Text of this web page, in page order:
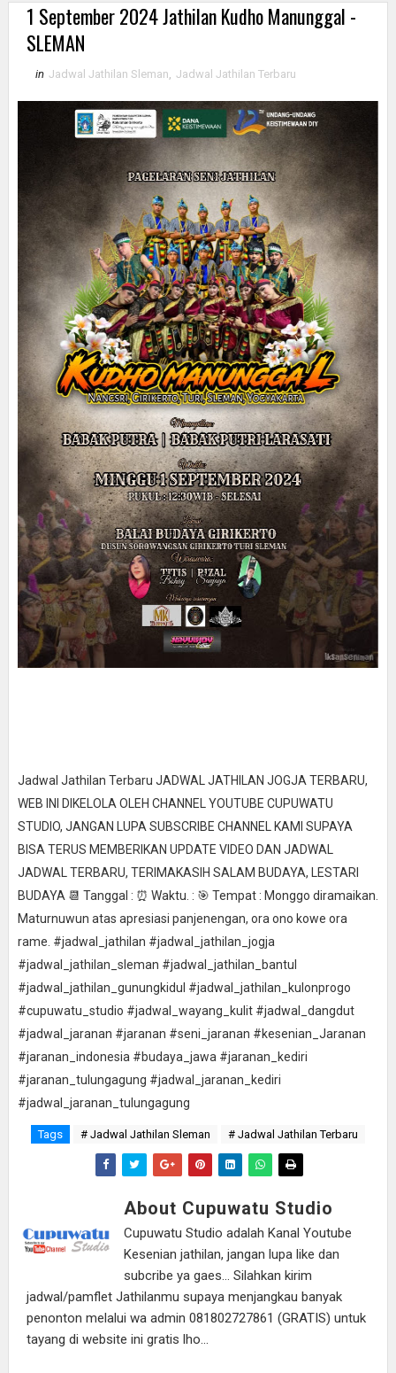
1 September 2024 Jathilan Kudho Manunggal -
SLEMAN
in Jadwal Jathilan Sleman Jadwal Jathilan Terbaru
Jadwal Jathilan Terbaru JADWAL JATHILAN JOGJA TERBARU,
WEB INI DIKELOLA OLEH CHANNEL YOUTUBE CUPUWATU
STUDIO, JANGAN LUPA SUBSCRIBE CHANNEL KAMI SUPAYA
BISA TERUS MEMBERIKAN UPDATE VIDEO DAN JADWAL
JADWAL TERBARU, TERIMAKASIH SALAM BUDAYA, LESTARI
BUDAYA 📆 Tanggal : ⏰ Waktu. : 🎯 Tempat : Monggo diramaikan.
Maturnuwun atas apresiasi panjenengan, ora ono kowe ora
rame. #jadwal_jathilan #jadwal_jathilan_jogja
#jadwal_jathilan_sleman #jadwal_jathilan_bantul
#jadwal_jathilan_gunungkidul #jadwal_jathilan_kulonprogo
#cupuwatu_studio #jadwal_wayang_kulit #jadwal_dangdut
#jadwal_jaranan #jaranan #seni_jaranan #kesenian_Jaranan
#jaranan_indonesia #budaya_jawa #jaranan_kediri
#jaranan_tulungagung #jadwal_jaranan_kediri
#jadwal_jaranan_tulungagung
Tags # Jadwal Jathilan Sleman # Jadwal Jathilan Terbaru
About Cupuwatu Studio
Cupuwatu Studio adalah Kanal Youtube
Kesenian jathilan, jangan lupa like dan
subcribe ya gaes... Silahkan kirim
jadwal/pamflet Jathilanmu supaya menjangkau banyak
penonton melalui wa admin 081802727861 (GRATIS) untuk
tayang di website ini gratis lho...